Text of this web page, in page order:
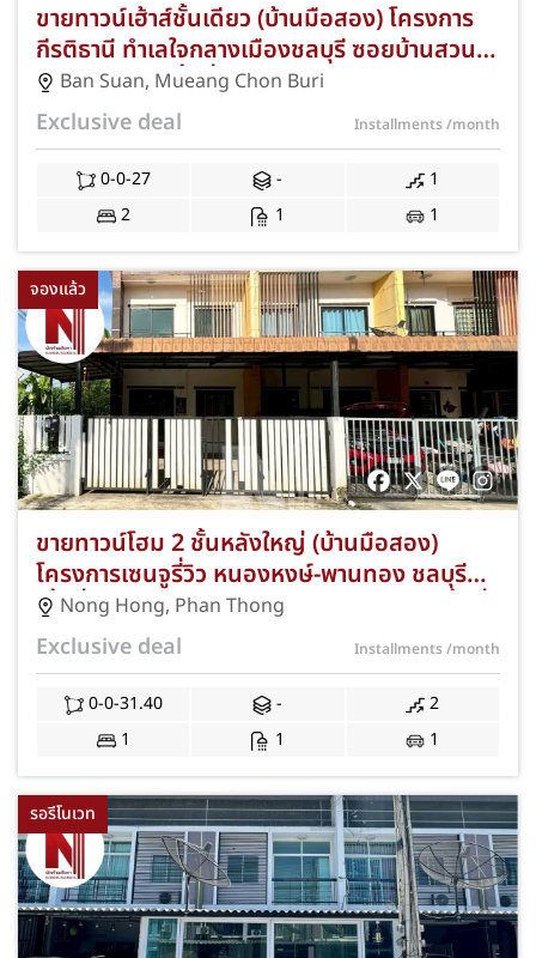
ขายทาวน์เฮ้าส์ชั้นเดียว (บ้านมือสอง) โครงการ
กีรติธานี ทำเลใจกลางเมืองชลบุรี ซอยบ้านสวน
เศรษฐกิจ 16 เนื้อที่กว้าง 27 ตร.ว. 2 ห้องนอน 1
ห้องน้ำ ที่จอดรถ 1 คัน ใกล้นิคมอมตะซิตี้
เซ็นทรัลชลบุรี และโรงพยาบาลชลบุรี พร้อมฟรีค่า
ธรรมเนียมการโอนและค่าจดจำนอง JS-406
Ban Suan, Mueang Chon Buri
Exclusive deal Installments/month
0-0-27 -
1
2
1 1
จองแล้ว
ขายทาวน์โฮม 2 ชั้นหลังใหญ่ (บ้านมือสอง)
โครงการเซนจูรี่วิว หนองหงษ์-พานทอง ชลบุรี
เนื้อที่กว้าง 31.40 ตร.ว. 3 ห้องนอน 2 ห้องน้ำ ที่
จอดรถ 2 คัน ใกล้นิคมอมตะซิตี้ ชลบุรี และ
วิทยาลัย E.Tech พร้อมฟรีค่าธรรมเนียมการโอน
และค่าจดจำนอง JS-349
Nong Hong, Phan Thong
Exclusive deal Installments/month
0-0-31.40 -
2
1
1 1
รอรีโนเวท